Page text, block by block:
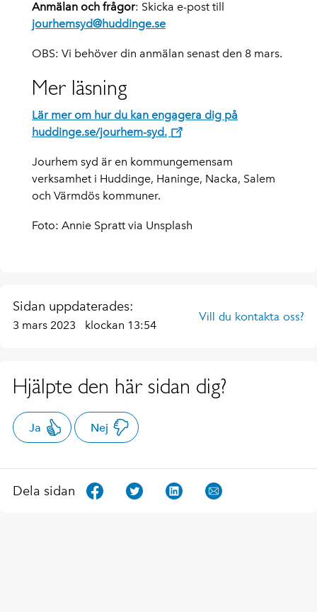
Anmälan och frågor: Skicka e-post till
jourhemsyd@huddinge.se
OBS: Vi behöver din anmälan senast den 8 mars.
Mer läsning
Lär mer om hur du kan engagera dig på
huddinge.se/jourhem-syd.
Jourhem syd är en kommungemensam
verksamhet i Huddinge, Haninge, Nacka, Salem
och Värmdös kommuner.
Foto: Annie Spratt via Unsplash
Sidan uppdaterades:
3 mars 2023 klockan 13:54
Vill du kontakta oss?
Hjälpte den här sidan dig?
Ja Nej
Dela sidan